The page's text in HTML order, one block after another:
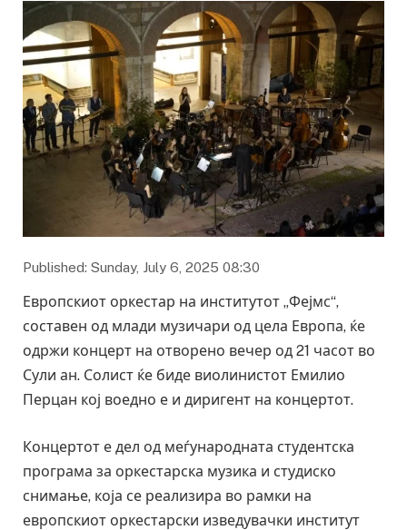
Published: Sunday, July 6, 2025 08:30
Европскиот оркестар на институтот „Фејмс“,
составен од млади музичари од цела Европа, ќе
одржи концерт на отворено вечер од 21 часот во
Сули ан. Солист ќе биде виолинистот Емилио
Перцан кој воедно е и диригент на концертот.
Концертот е дел од меѓународната студентска
програма за оркестарска музика и студиско
снимање, која се реализира во рамки на
европскиот оркестарски изведувачки институт